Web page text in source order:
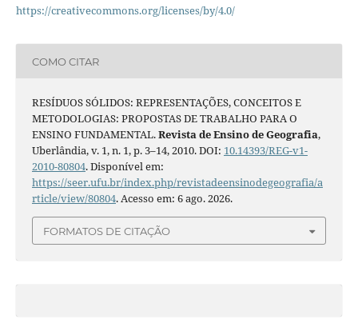
https://creativecommons.org/licenses/by/4.0/
COMO CITAR
RESÍDUOS SÓLIDOS: REPRESENTAÇÕES, CONCEITOS E
METODOLOGIAS: PROPOSTAS DE TRABALHO PARA O
ENSINO FUNDAMENTAL.Revista de Ensino de Geografia,
Uberlândia, v. 1, n. 1, p. 3–14, 2010. DOI: 10.14393/REG-v1-
2010-80804. Disponível em:
https://seer.ufu.br/index.php/revistadeensinodegeografia/a
rticle/view/80804. Acesso em: 6 ago. 2026.
FORMATOS DE CITAÇÃO